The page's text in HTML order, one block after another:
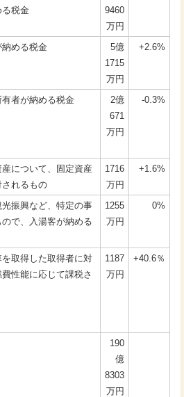
る税金
9460
万円
める税金
5億
1715
万円
+2.6%
者が納める税金
2億
671
万円
-0.3%
について、固定資産
れるもの
1716
万円
+1.6%
振興など、特定の事
で、入湯客が納める
1255
万円
0%
取得した取得者に対
性能に応じて課税さ
1187
万円
+40.6％
190
億
8303
万円